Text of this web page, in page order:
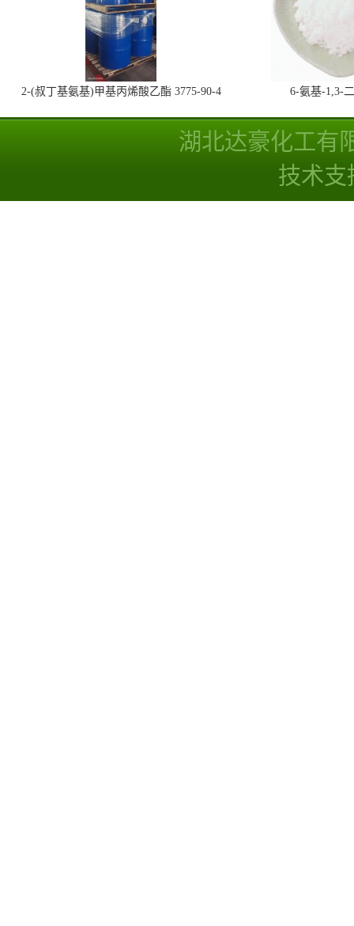
2-(叔丁基氨基)甲基丙烯酸乙酯 3775-90-4 6-氨基-1,3-
湖北达豪化工有
技术